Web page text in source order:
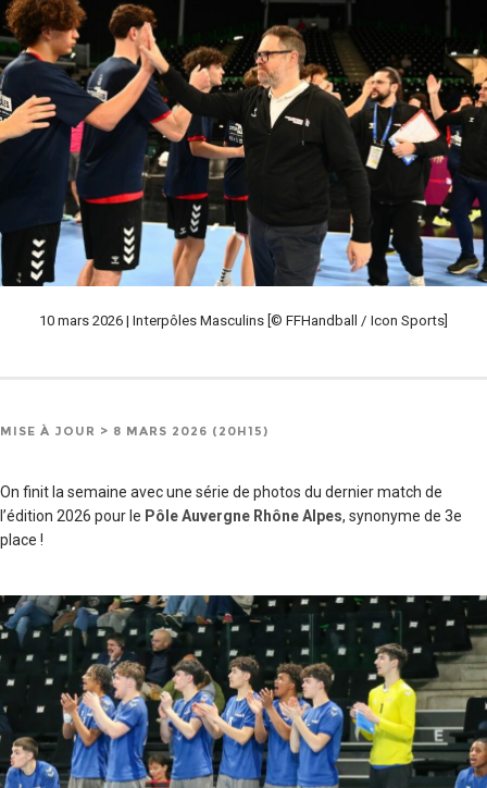
10 mars 2026 | Interpôles Masculins [© FFHandball / Icon Sports]
MISE À JOUR > 8 MARS 2026 (20H15)
On finit la semaine avec une série de photos du dernier match de
l’édition 2026 pour le Pôle Auvergne Rhône Alpes, synonyme de 3e
place !